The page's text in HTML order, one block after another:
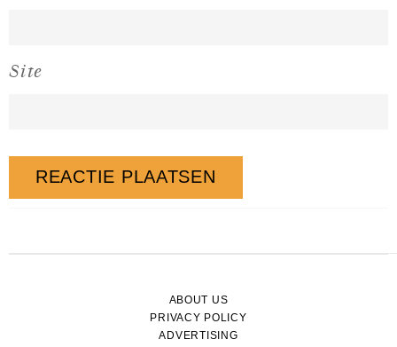
Site
ABOUT US
PRIVACY POLICY
ADVERTISING